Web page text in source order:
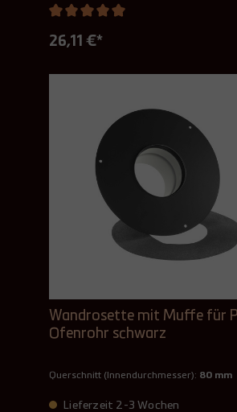
26,11 €*
Wandrosette mit Muffe für
Ofenrohr schwarz
Querschnitt (Innendurchmesser): 80 mm
Lieferzeit 2-3 Wochen